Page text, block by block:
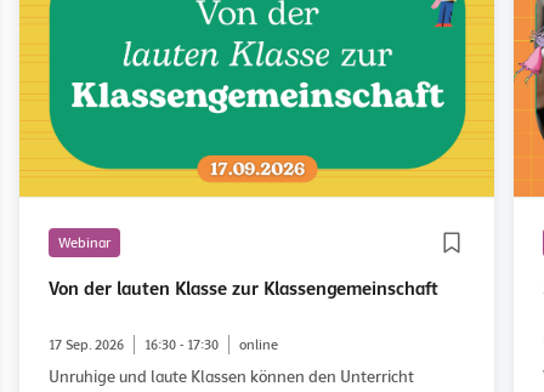
Webinar
Von der lauten Klasse zur Klassengemeinschaft
17 Sep. 2026 16:30 - 17:30 online
Unruhige und laute Klassen können den Unterricht